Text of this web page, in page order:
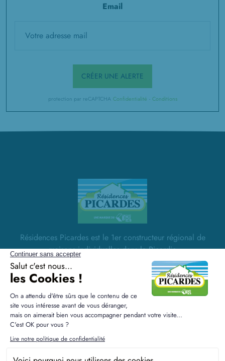
Email
CRÉER UNE ALERTE
protection par reCAPTCHA Confidentialité - Conditions
Résidences Picardes est le 1er constructeur régional de
maisons individuelles dans la Picardie
Liens utiles
Alertes terrain
Newsletter
Nos maisons